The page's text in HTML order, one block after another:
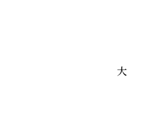
大